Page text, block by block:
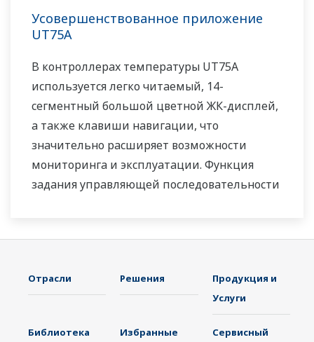
Усовершенствованное приложение
UT75A
В контроллерах температуры UT75A
используется легко читаемый, 14-
сегментный большой цветной ЖК-дисплей,
а также клавиши навигации, что
значительно расширяет возможности
мониторинга и эксплуатации. Функция
задания управляющей последовательности
глубина контроллера помогает сэкономить
поддерживает открытые сети, такие как
Отрасли Решения
Продукция и
Услуги
Библиотека Избранные Сервисный